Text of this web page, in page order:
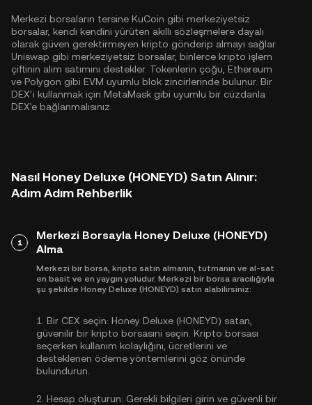
Merkezi borsaların tersine KuCoin gibi merkeziyetsiz
borsalar, kendi kendini yürüten akıllı sözleşmelere dayalı
olarak güven gerektirmeyen kripto gönderip almayı sağlar.
Uniswap gibi merkeziyetsiz borsalar, binlerce kripto işlem
çiftinin alım satımını destekler. Tokenlerin çoğu, Ethereum
ve Polygon gibi EVM uyumlu blok zincirlerinde bulunur. Bir
DEX'i kullanmak için MetaMask gibi uyumlu bir cüzdanla
DEX'e bağlanmalısınız.
Nasıl Honey Deluxe (HONEYD) Satın Alınır:
Adım Adım Rehberlik
1
Merkezi Borsayla Honey Deluxe (HONEYD)
Alma
Merkezi bir borsa, kripto satın almanın, tutmanın ve al-sat
en basit ve en yaygın yoludur. Merkezi bir borsa aracılığıyla
şu şekilde Honey Deluxe (HONEYD) satın alabilirsiniz:
1. Bir CEX seçin: Honey Deluxe (HONEYD) satan,
güvenilir bir kripto borsasını seçin. Kripto borsası
seçerken kullanım kolaylığını, ücretlerini ve
desteklenen ödeme yöntemlerini göz önünde
bulundurun.
2. Hesap oluşturun: Gerekli bilgileri girin ve güvenli bir